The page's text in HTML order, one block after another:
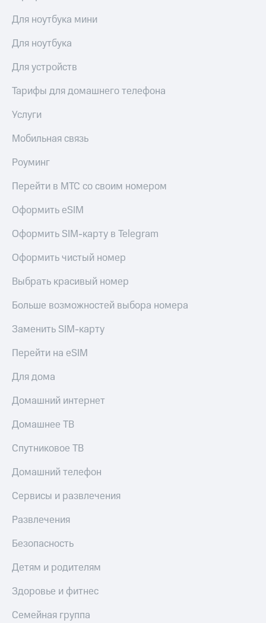
Для ноутбука мини
Для ноутбука
Для устройств
Тарифы для домашнего телефона
Услуги
Мобильная связь
Роуминг
Перейти в МТС со своим номером
Оформить eSIM
Оформить SIM-карту в Telegram
Оформить чистый номер
Выбрать красивый номер
Больше возможностей выбора номера
Заменить SIM-карту
Перейти на eSIM
Для дома
Домашний интернет
Домашнее ТВ
Спутниковое ТВ
Домашний телефон
Сервисы и развлечения
Развлечения
Безопасность
Детям и родителям
Здоровье и фитнес
Семейная группа